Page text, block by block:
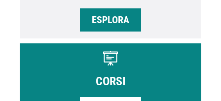
ESPLORA
CORSI